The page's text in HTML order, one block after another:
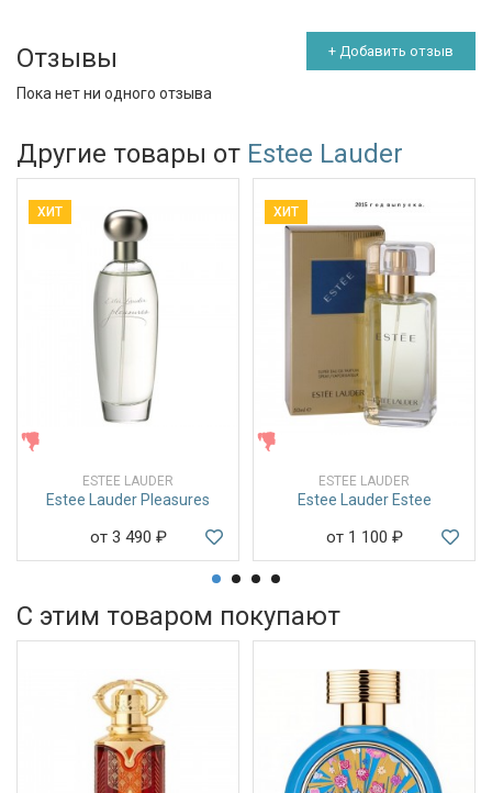
Отзывы + Добавить отзыв
Пока нет ни одного отзыва
Другие товары от Estee Lauder
ХИТ
ESTEE LAUDER
Estee Lauder Pleasures
от 3 490 ₽
ХИТ
ESTEE LAUDER
Estee Lauder Estee
от 1 100 ₽
С этим товаром покупают